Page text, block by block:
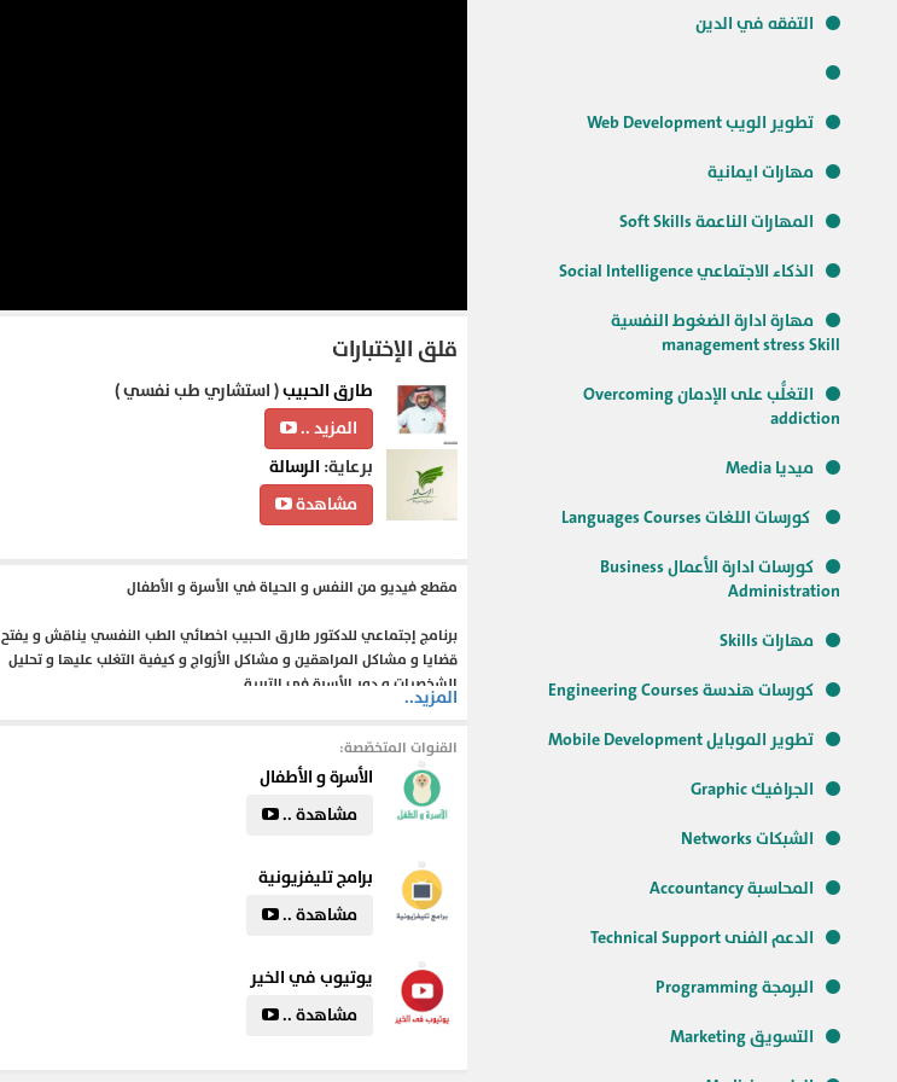
التفقه في الدين
تطوير الويب Web Development
مهارات ايمانية
المهارات الناعمة Soft Skills
الذكاء الاجتماعي Social Intelligence
مهارة ادارة الضغوط النفسية
management stress Skill
التغلُّب على الإدمان Overcoming
addiction
ميديا Media
كورسات اللغات Languages Courses
كورسات ادارة الأعمال Business
Administration
مهارات Skills
كورسات هندسة Engineering Courses
تطوير الموبايل Mobile Development
الجرافيك Graphic
الشبكات Networks
المحاسبة Accountancy
الدعم الفنى Technical Support
البرمجة Programming
التسويق Marketing
قلق الإختبارات
طارق الحبيب( استشاري طب نفسي )
المزيد ..
برعاية: الرسالة
مشاهدة
مقطع فيديو من النفس و الحياة في الأسرة و الأطفال
برنامج إجتماعي للدكتور طارق الحبيب اخصائي الطب النفسي يناقش و يفتح
قضايا و مشاكل المراهقين و مشاكل الأزواج و كيفية التغلب عليها و تحليل
الشخصيات و دور الأسرة في التربية .
#علم_النفس#نصائح_للمتزوجين
المزيد..
القنوات المتخصّصة:
الأسرة و الأطفال
مشاهدة ..
برامج تليفزيونية
مشاهدة ..
يوتيوب في الخير
مشاهدة ..